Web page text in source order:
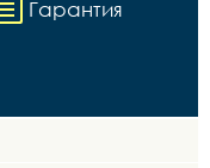
Гарантия